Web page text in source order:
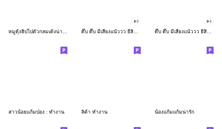
หมูดุ้งฮิปโปตัวกลมเด้งน่ารัก ดึ๊บ ดึ๊บ มีเสียงแน้ววว ยี่สิบเจ็ด ดึ๊บ ดึ๊บ มีเสียงแน้ววว ยี่สิบหก
สาวน้อยแก้มป่อง : ทำงาน ลิต้า ทำงาน น้องแก้มแก้มน่ารัก